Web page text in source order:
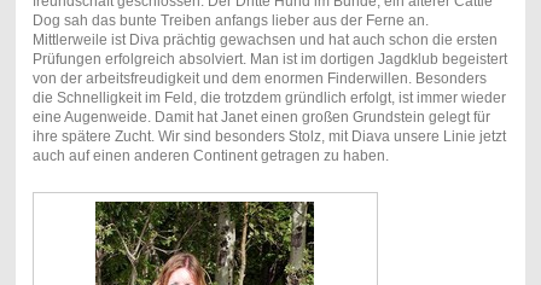
Dog sah das bunte Treiben anfangs lieber aus der Ferne an.
Mittlerweile ist Diva prächtig gewachsen und hat auch schon die ersten
Prüfungen erfolgreich absolviert. Man ist im dortigen Jagdklub begeistert
von der arbeitsfreudigkeit und dem enormen Finderwillen. Besonders
die Schnelligkeit im Feld, die trotzdem gründlich erfolgt, ist immer wieder
eine Augenweide. Damit hat Janet einen großen Grundstein gelegt für
ihre spätere Zucht. Wir sind besonders Stolz, mit Diava unsere Linie jetzt
auch auf einen anderen Continent getragen zu haben.